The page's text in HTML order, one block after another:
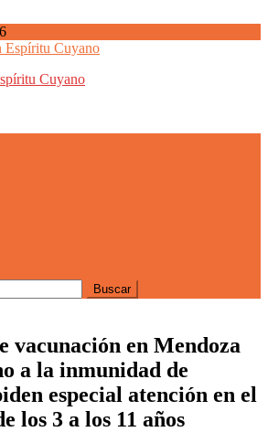
Cuyano
vacunación en Mendoza
a la inmunidad de
especial atención en el
los 3 a los 11 años